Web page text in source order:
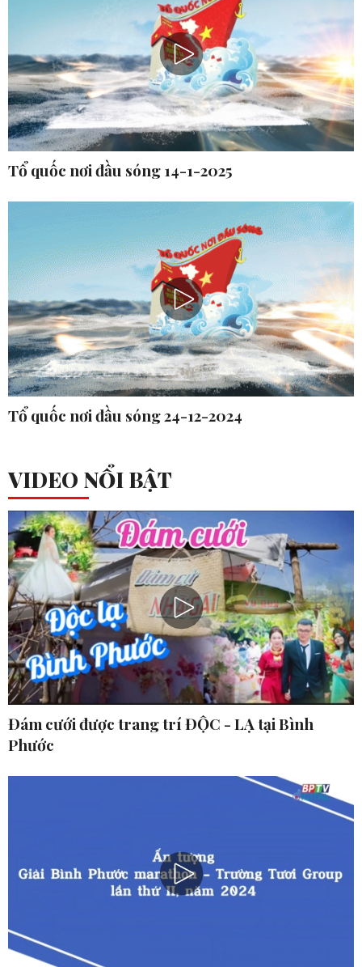
Tổ quốc nơi đầu sóng 14-1-2025
Tổ quốc nơi đầu sóng 24-12-2024
VIDEO NỔI BẬT
Đám cưới được trang trí ĐỘC - LẠ tại Bình
Phước